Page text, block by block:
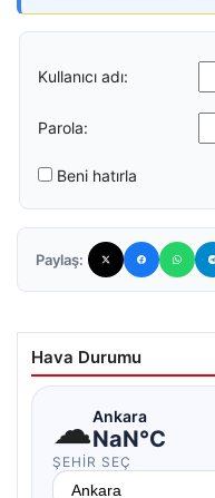
Kullanıcı adı:
Parola:
Beni hatırla
Paylaş:
Hava Durumu
☁Ankara
NaN°C
ŞEHIR SEÇ